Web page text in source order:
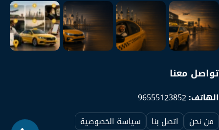
تواصل معنا
الهاتف:96555123852
من نحن
اتصل بنا سياسة الخصوصية